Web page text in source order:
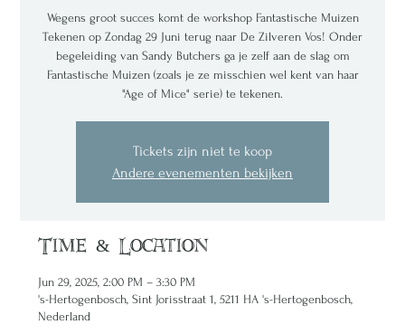
Wegens groot succes komt de workshop Fantastische Muizen
Tekenen op Zondag 29 Juni terug naar De Zilveren Vos! Onder
begeleiding van Sandy Butchers ga je zelf aan de slag om
Fantastische Muizen (zoals je ze misschien wel kent van haar
"Age of Mice" serie) te tekenen.
Tickets zijn niet te koop
Andere evenementen bekijken
Time & Location
Jun 29, 2025, 2:00 PM – 3:30 PM
's-Hertogenbosch, Sint Jorisstraat 1, 5211 HA 's-Hertogenbosch,
Nederland